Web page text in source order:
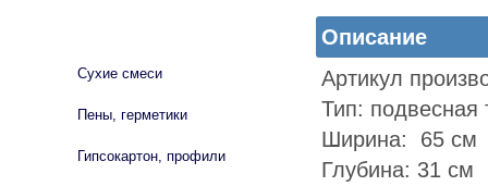
Описание
Артикул
Тип: подвесная
Ширина: 65 см
Глубина: 31 см
Сухие смеси
Пены, герметики
Гипсокартон, профили